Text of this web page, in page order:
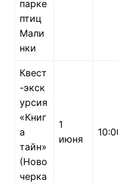
парке
птиц
Мали
нки
Квест
-экск
урсия
«Книг
а
тайн»
(Ново
черка
1
июня